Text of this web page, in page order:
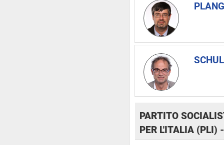
PARTITO
PER L'ITALIA (PLI)